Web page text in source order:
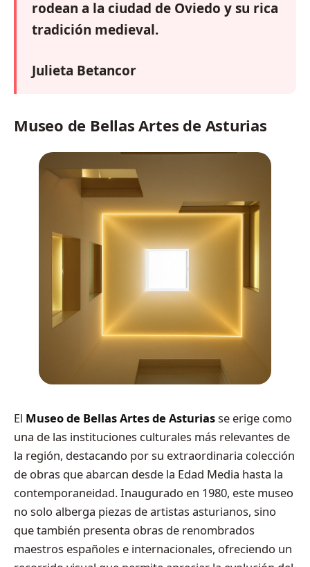
rodean a la ciudad de Oviedo y su rica
tradición medieval.
Julieta Betancor
Museo de Bellas Artes de Asturias
El Museo de Bellas Artes de Asturiasse erige como
una de las instituciones culturales más relevantes de
la región, destacando por su extraordinaria colección
de obras que abarcan desde la Edad Media hasta la
contemporaneidad. Inaugurado en 1980, este museo
no solo alberga piezas de artistas asturianos, sino
que también presenta obras de renombrados
maestros españoles e internacionales, ofreciendo un